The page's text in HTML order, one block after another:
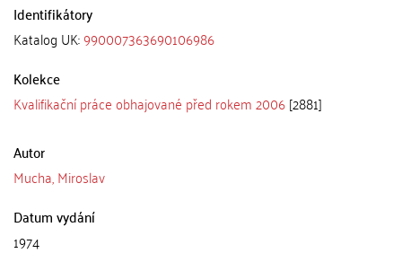
Identifikátory
Katalog UK:990007363690106986
Kolekce
Kvalifikační práce obhajované před rokem 2006[2881]
Autor
Mucha, Miroslav
Datum vydání
1974